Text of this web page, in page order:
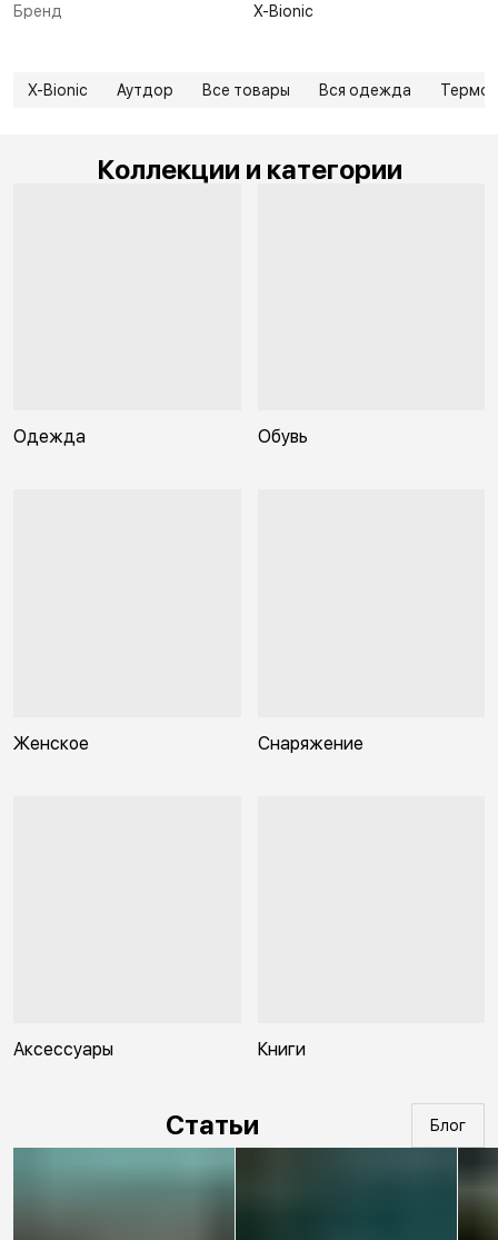
Бренд
X-Bionic
X-Bionic Аутдор Все товары Вся одежда
Коллекции и категории
Одежда Обувь
Женское Снаряжение
Аксессуары Книги
Статьи Блог